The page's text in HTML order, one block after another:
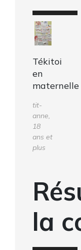
Tékitoi
en
maternelle
tit-
anne,
18
ans et
plus
la